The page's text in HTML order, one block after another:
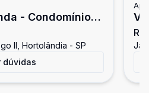
- Condomínio
II, Hortolândia - SP
dúvidas